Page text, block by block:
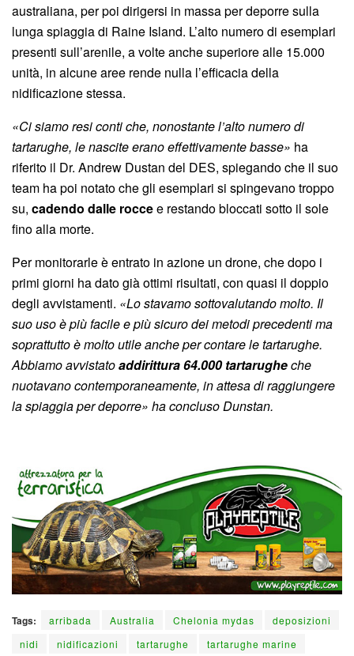
australiana, per poi dirigersi in massa per deporre sulla
lunga spiaggia di Raine Island. L’alto numero di esemplari
presenti sull’arenile, a volte anche superiore alle 15.000
unità, in alcune aree rende nulla l’efficacia della
nidificazione stessa.
«Ci siamo resi conti che, nonostante l’alto numero di
tartarughe, le nascite erano effettivamente basse» ha
riferito il Dr. Andrew Dustan del DES, spiegando che il suo
team ha poi notato che gli esemplari si spingevano troppo
su, cadendo dalle roccee restando bloccati sotto il sole
fino alla morte.
Per monitorarle è entrato in azione un drone, che dopo i
primi giorni ha dato già ottimi risultati, con quasi il doppio
degli avvistamenti. «Lo stavamo sottovalutando molto. Il
suo uso è più facile e più sicuro dei metodi precedenti ma
soprattutto è molto utile anche per contare le tartarughe.
Abbiamo avvistatoaddirittura 64.000 tartarugheche
nuotavano contemporaneamente, in attesa di raggiungere
la spiaggia per deporre» ha concluso Dunstan.
Tags: arribada Australia Chelonia mydas
deposizioni
nidi
nidificazioni tartarughe
tartarughe marine